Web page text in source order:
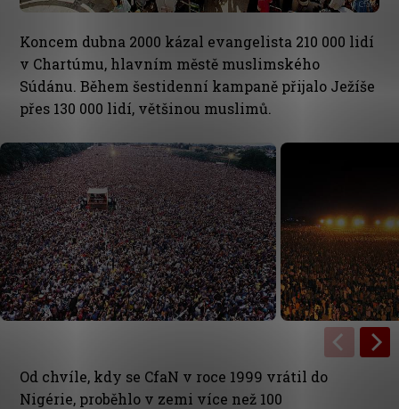
Koncem dubna 2000 kázal evangelista 210 000 lidí
v Chartúmu, hlavním městě muslimského
Súdánu. Během šestidenní kampaně přijalo Ježíše
přes 130 000 lidí, většinou muslimů.
Od chvíle, kdy se CfaN v roce 1999 vrátil do
Nigérie, proběhlo v zemi více než 100